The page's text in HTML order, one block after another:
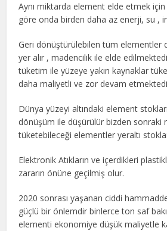
Aynı miktarda element elde etmek
göre onda birden daha az enerji, su ,
Geri dönüştürülebilen tüm elementler
yer alır , madencilik ile elde
tüketim ile yüzeye yakın kaynaklar
daha maliyetli ve zor devam
Dünya yüzeyi altındaki element
dönüşüm ile düşürülür bizden sonraki
tüketebileceği elementler yeraltı
Elektronik Atıkların ve içerdikleri
zararın önüne geçilmiş olur.
2020 sonrası yaşanan ciddi
güçlü bir önlemdir binlerce ton saf
elementi ekonomiye düşük maliyetle